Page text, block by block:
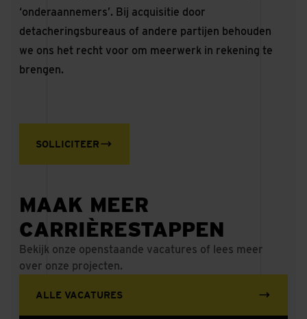
‘onderaannemers’. Bij acquisitie door
detacheringsbureaus of andere partijen behouden
we ons het recht voor om meerwerk in rekening te
brengen.
SOLLICITEER
MAAK MEER
CARRIÈRESTAPPEN
Bekijk onze openstaande vacatures of lees meer
over onze projecten.
ALLE VACATURES